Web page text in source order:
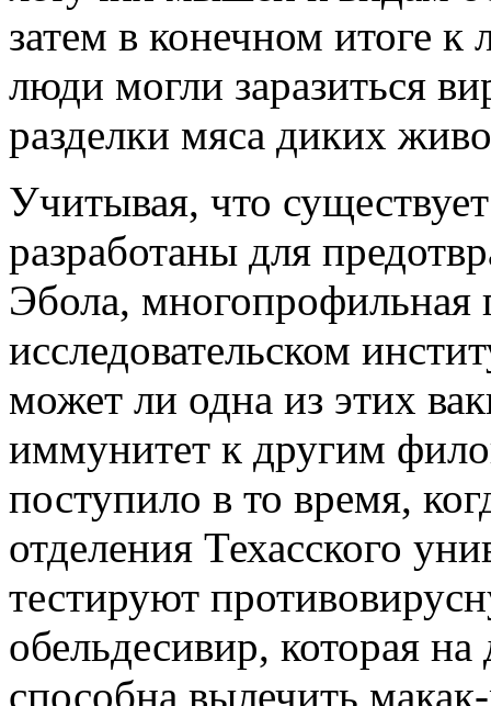
затем в конечном итоге
люди могли заразиться
разделки мяса диких
Учитывая, что
разработаны для
Эбола, многопрофильная
исследовательском
может ли одна из этих
иммунитет к другим
поступило в то время,
отделения Техасского
тестируют
обельдесивир, которая
способна вылечить